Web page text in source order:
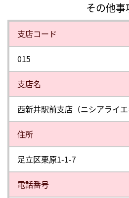
その他事
⽀店コード
015
⽀店名
西新井駅前支店（ニシアライエ
住所
足立区栗原1-1-7
電話番号